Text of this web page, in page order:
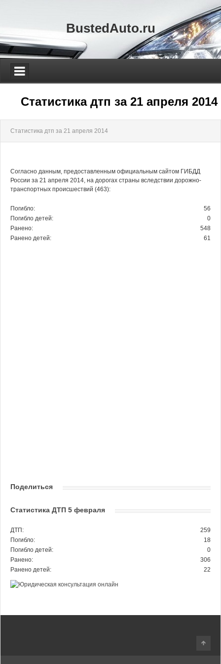
BustedAuto.ru
Статистика дтп за 21 апреля 2014
Статистика дтп за 21 апреля 2014
Согласно данным, предоставленным официальным сайтом ГИБДД
России за 21 апреля 2014, на дорогах страны вследствии дорожно-
транспортных происшествий (463):
Погибло:
56
Погибло детей:
0
Ранено:
548
Ранено детей:
61
Поделиться
Статистика ДТП 5 февраля
ДТП:
259
Погибло:
18
Погибло детей:
0
Ранено:
306
Ранено детей:
22